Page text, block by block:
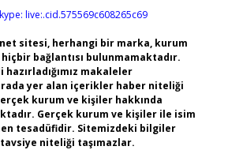
live:.cid.575569c608265c69
sitesi, herhangi bir marka, kurum
bağlantısı bulunmamaktadır.
makaleler
yer alan içerikler haber niteliği
kurum ve kişiler hakkında
Gerçek kurum ve kişiler ile isim
tesadüfidir. Sitemizdeki bilgiler
niteliği taşımazlar.